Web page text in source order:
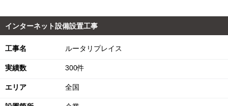
インターネット設備設置工事
工事名 ルータリプレイス
実績数 300件
エリア 全国